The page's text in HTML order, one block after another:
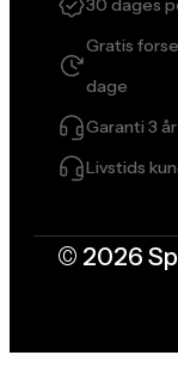
30 dages
Gratis
dage
Garanti 3 år
Livstids
© 2026